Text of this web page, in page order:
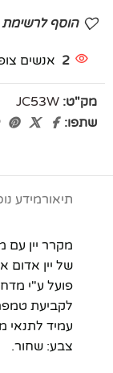
הוסף
2 אנשים
מק"ט: JC53W
שתפו:
תיאורמידע
של יין אדום
פועל ע"י
לקביעת
עמיד לתנאי
צבע: שחור.